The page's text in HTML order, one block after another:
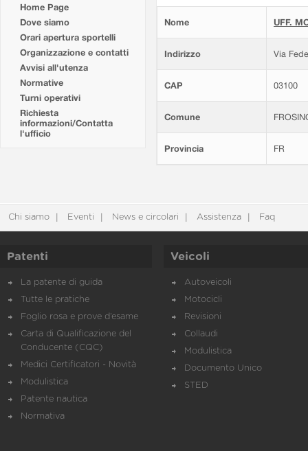
Home Page
Dove siamo
Orari apertura sportelli
Organizzazione e contatti
Avvisi all'utenza
Normative
Turni operativi
Richiesta
informazioni/Contatta
l'ufficio
Nome UFF.
Indirizzo Via
CAP 03100
Comune
Provincia FR
Chi siamo Eventi News e circolari Assistenza Faq
Patenti
La patente di guida
Tutte le pratiche
Foglio rosa e prove d’esame
Carta di Qualificazione del
Conducente (CQC)
Medici Certificatori - Novità
Modulistica
Patente nautica
Normativa
Veicoli
Autoveicoli
Motocicli
Revisioni
Collaudi
Modulistica
Documento Unico
STED